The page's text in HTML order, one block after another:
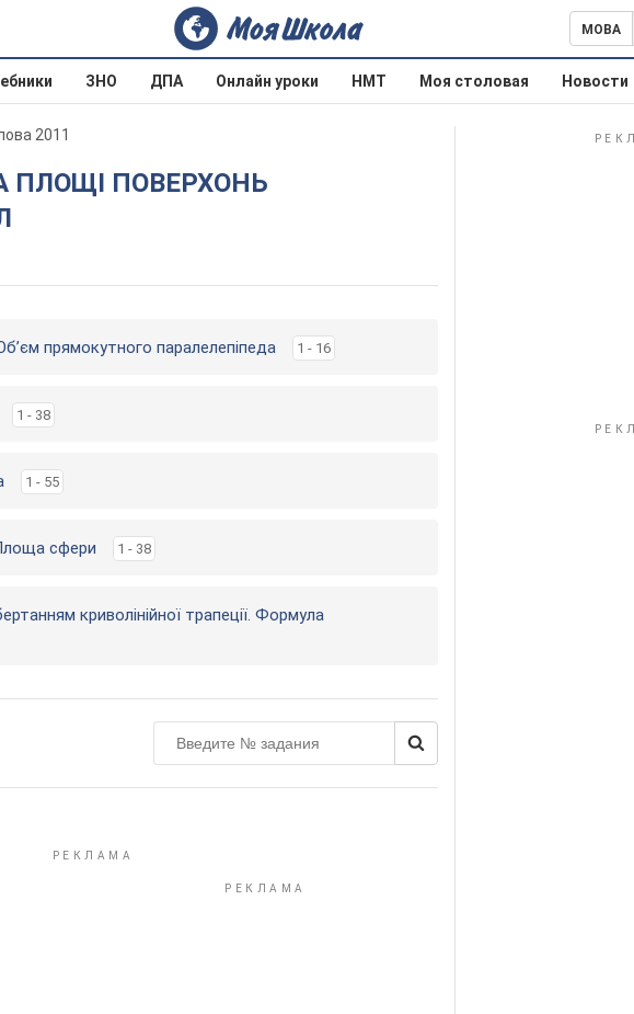
МОВА
ЗНО ДПА Онлайн уроки НМТ Моя столовая Новости
2011
прямокутного паралелепіпеда 1 - 16
1 - 38
1 - 55
сфери 1 - 38
криволінійної трапеції. Формула